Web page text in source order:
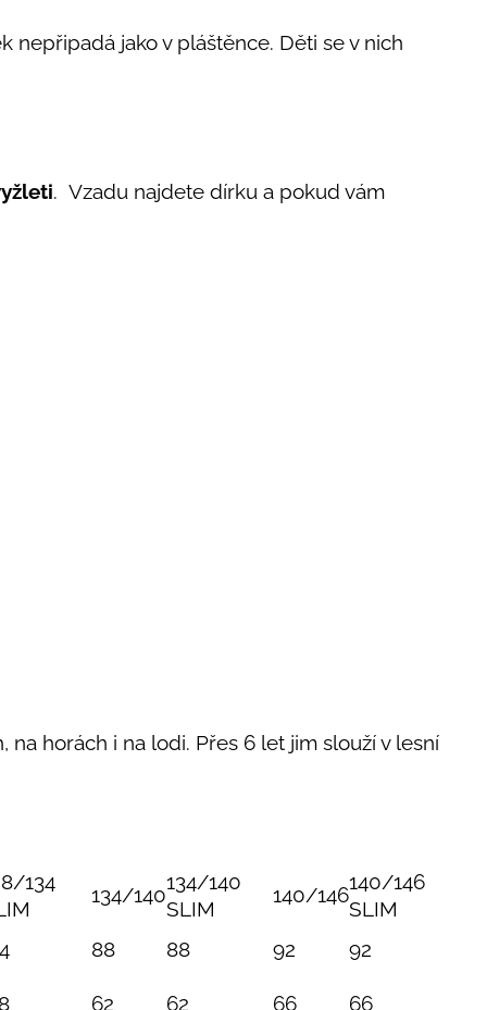
nepřipadá jako v pláštěnce. Děti se v nich
. Vzadu najdete dírku a pokud vám
horách i na lodi. Přes 6 let jim slouží v lesní
134
134/140
134/140
SLIM
140/146
140/146
SLIM
88 88 92
92
62 62 66
66